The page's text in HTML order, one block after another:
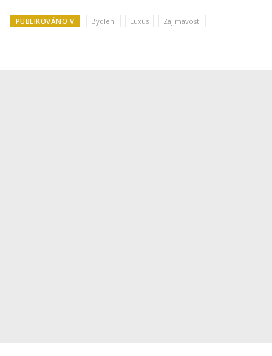
PUBLIKOVÁNO V Bydlení Luxus Zajímavosti